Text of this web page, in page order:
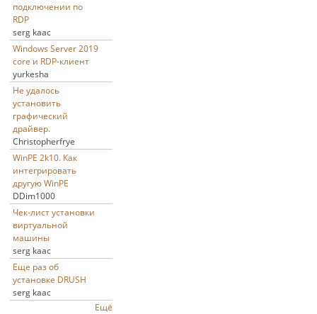
подключении по
RDP
serg kaac
Windows Server 2019
core и RDP-клиент
yurkesha
Не удалось
установить
графический
драйвер.
Christopherfrye
WinPE 2k10. Как
интегрировать
другую WinPE
DDim1000
Чек-лист установки
виртуальной
машины
serg kaac
Еще раз об
установке DRUSH
serg kaac
Ещё